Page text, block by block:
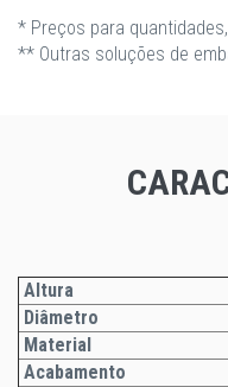
* Preços para
** Outras soluções de
Altura
Diâmetro
Material
Acabamento